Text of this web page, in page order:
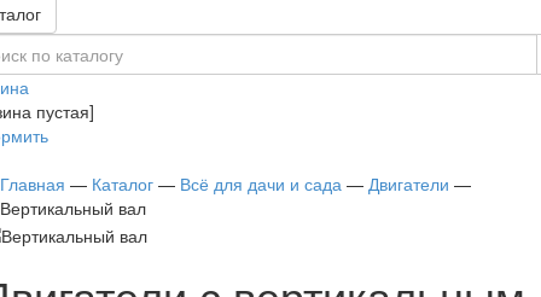
пустая]
Главная — Каталог — Всё для дачи и сада — Двигатели —
Вертикальный вал